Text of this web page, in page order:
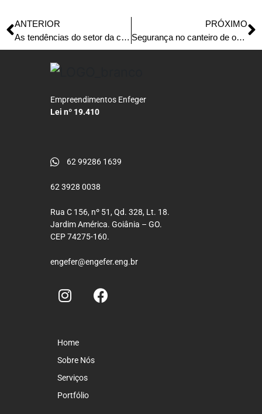
ANTERIOR
As tendências do setor da construção para 2024: Inovações que transformarão a engenharia
PRÓXIMO
Segurança no canteiro de obras: Estratégias que salvam vidas
Empreendimentos Enfeger
Lei nº 19.410
62 99286 1639
62 3928 0038
Rua C 156, nº 51, Qd. 328, Lt. 18.
Jardim América. Goiânia – GO.
CEP 74275-160.
engefer@engefer.eng.br
Home
Sobre Nós
Serviços
Portfólio